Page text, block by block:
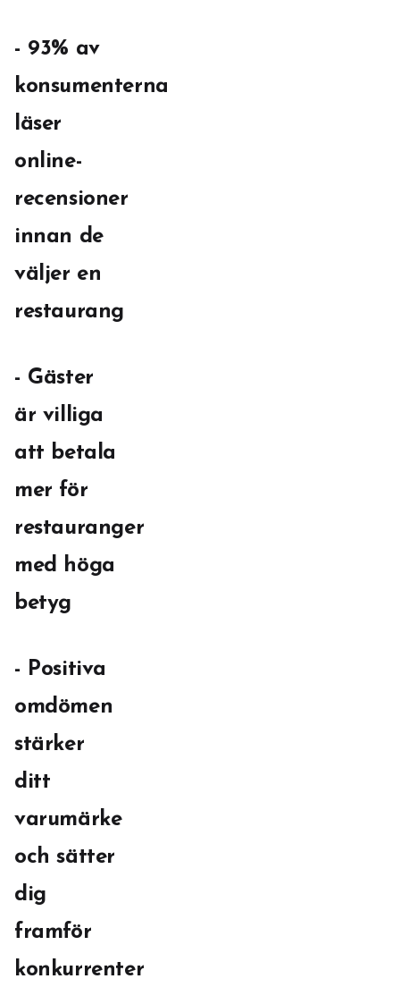
- 93% av
konsumenterna
läser
online-
recensioner
innan de
väljer en
restaurang
- Gäster
är villiga
att betala
mer för
restauranger
med höga
betyg
- Positiva
omdömen
stärker
ditt
varumärke
och sätter
dig
framför
konkurrenter